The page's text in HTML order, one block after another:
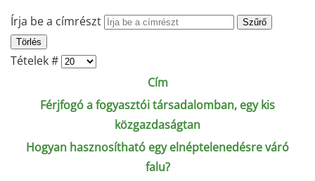
Írja be a címrészt
Szűrő
Törlés
Tételek #
Cím
Férjfogó a fogyasztói társadalomban, egy kis
közgazdaságtan
Hogyan hasznosítható egy elnéptelenedésre váró
falu?